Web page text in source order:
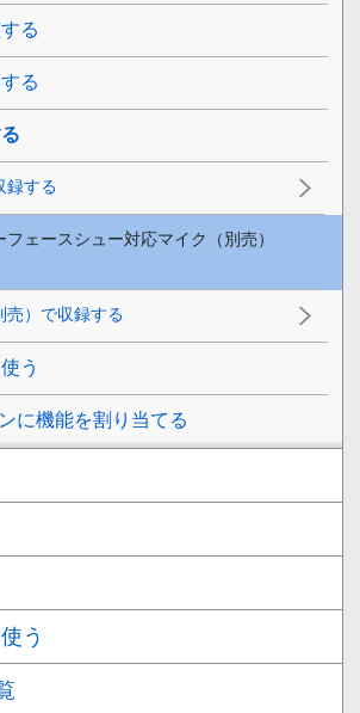
る
る
録する
ェースシュー対応マイク（別売）
売）で収録する
う
に機能を割り当てる
う